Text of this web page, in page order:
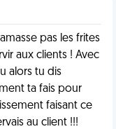
pas les frites
aux clients ! Avec
alors tu dis
ta fais pour
faisant ce
au client !!!